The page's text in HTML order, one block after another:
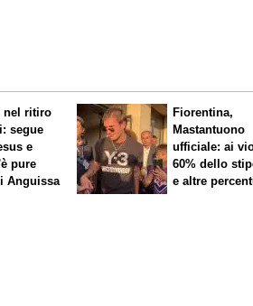
nel ritiro
segue
e
pure
Anguissa
Fiorentina,
Mastantuono
ufficiale: ai
60% dello
e altre